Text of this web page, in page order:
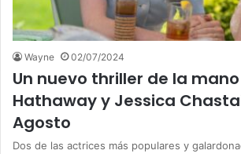
Wayne 02/07/2024
Un nuevo thriller de la
Hathaway y Jessica
Agosto
Dos de las actrices más populares y